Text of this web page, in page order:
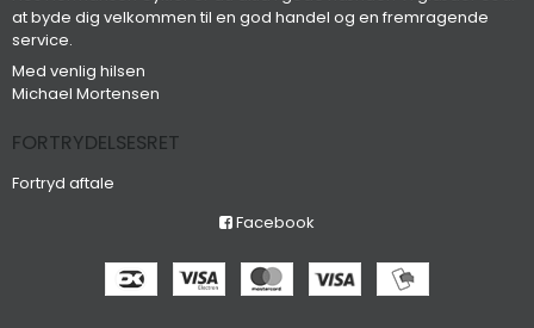
at byde dig velkommen til en god handel og en fremragende
service.
Med venlig hilsen
Michael Mortensen
FORTRYDELSESRET
Fortryd aftale
Facebook